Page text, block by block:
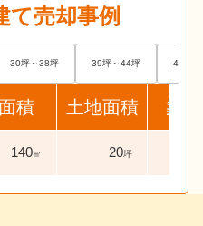
て売却事例
30坪～38坪 39坪～44坪 45坪
積 土地面積 築
140㎡ 20坪